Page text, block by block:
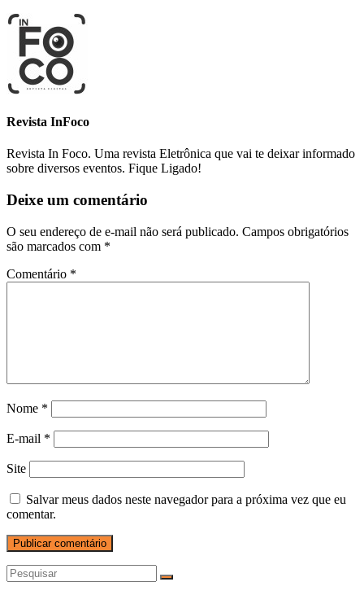
Revista InFoco
Revista In Foco. Uma revista Eletrônica que vai te deixar informado
sobre diversos eventos. Fique Ligado!
Deixe um comentário
O seu endereço de e-mail não será publicado. Campos obrigatórios
são marcados com *
Comentário *
Nome *
E-mail *
Site
Salvar meus dados neste navegador para a próxima vez que eu
comentar.